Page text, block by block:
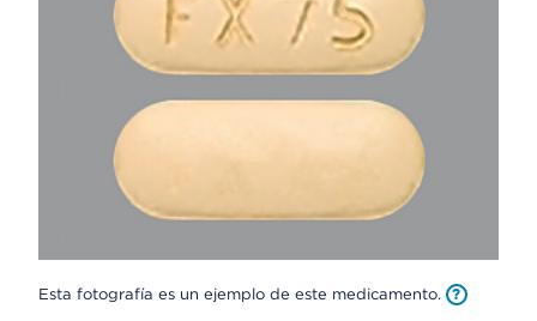
Esta fotografía es un ejemplo de este medicamento.